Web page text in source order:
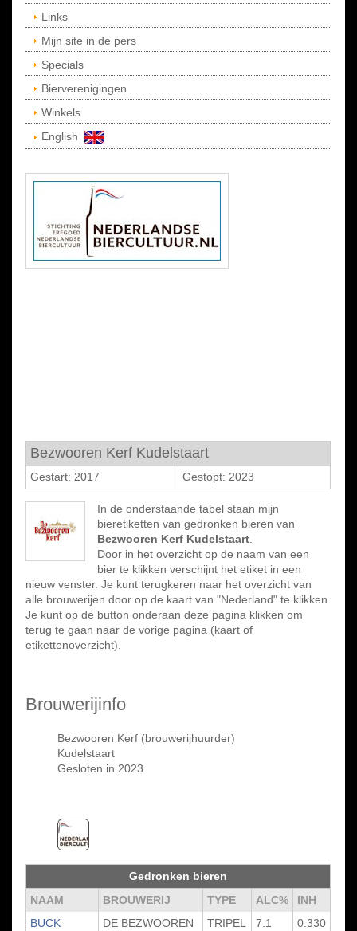
Links
Mijn site in de pers
Specials
Bierverenigingen
Winkels
English
Bezwooren Kerf Kudelstaart
Gestart: 2017 Gestopt: 2023
In de onderstaande tabel staan mijn
bieretiketten van gedronken bieren van
Bezwooren Kerf Kudelstaart
Door in het overzicht op de naam van een
bier te klikken verschijnt het etiket in een
nieuw venster. Je kunt terugkeren naar het overzicht van
alle brouwerijen door op de kaart van "Nederland" te klikken.
Je kunt op de button onderaan deze pagina klikken om
terug te gaan naar de vorige pagina (kaart of
etikettenoverzicht).
Brouwerijinfo
Bezwooren Kerf (brouwerijhuurder)
Kudelstaart
Gesloten in 2023
Gedronken bieren
NAAM
BROUWERIJ TYPE ALC%
INH
BUCK
DE BEZWOOREN
TRIPEL 7.1 0.330